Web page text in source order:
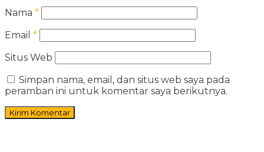
Nama *
Email *
Situs Web
Simpan nama, email, dan situs web saya pada
peramban ini untuk komentar saya berikutnya.